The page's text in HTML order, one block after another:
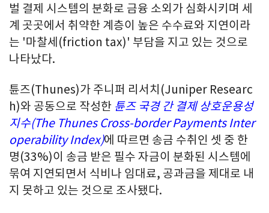
벌 결제 시스템의 분화로 금융 소외가 심화시키며 세
계 곳곳에서 취약한 계층이 높은 수수료와 지연이라
는 '마찰세(friction tax)' 부담을 지고 있는 것으로
나타났다.
튠즈(Thunes)가 주니퍼 리서치(Juniper Researc
h)와 공동으로 작성한 튠즈 국경 간 결제 상호운용성
지수(The Thunes Cross-border Payments Inter
operability Index)에 따르면 송금 수취인 셋 중 한
명(33%)이 송금 받은 필수 자금이 분화된 시스템에
묶여 지연되면서 식비나 임대료, 공과금을 제대로 내
지 못하고 있는 것으로 조사됐다.